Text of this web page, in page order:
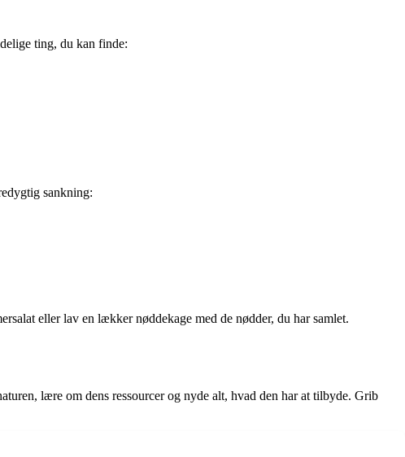
ting, du kan finde:
sankning:
eller lav en lækker nøddekage med de nødder, du har samlet.
lære om dens ressourcer og nyde alt, hvad den har at tilbyde. Grib